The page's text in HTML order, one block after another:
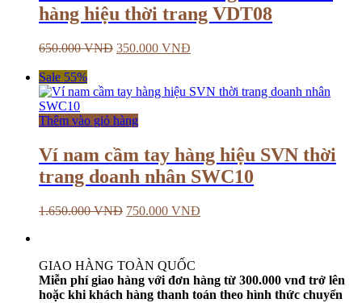
hàng hiệu thời trang VDT08
650.000VNĐ 350.000 VNĐ
Sale 55%
Thêm vào giỏ hàng
Ví nam cầm tay hàng hiệu SVN thời
trang doanh nhân SWC10
1.650.000VNĐ 750.000 VNĐ
GIAO HÀNG TOÀN QUỐC
Miễn phí giao hàng với đơn hàng từ 300.000 vnđ trở lên
hoặc khi khách hàng thanh toán theo hình thức chuyển